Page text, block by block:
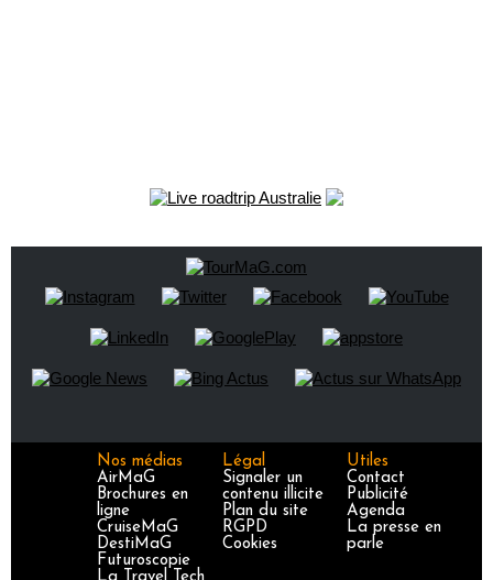
Nos médias
AirMaG
Brochures en
ligne
CruiseMaG
DestiMaG
Futuroscopie
Légal
Signaler un
contenu illicite
Plan du site
RGPD
Cookies
Utiles
Contact
Publicité
Agenda
La presse en
parle